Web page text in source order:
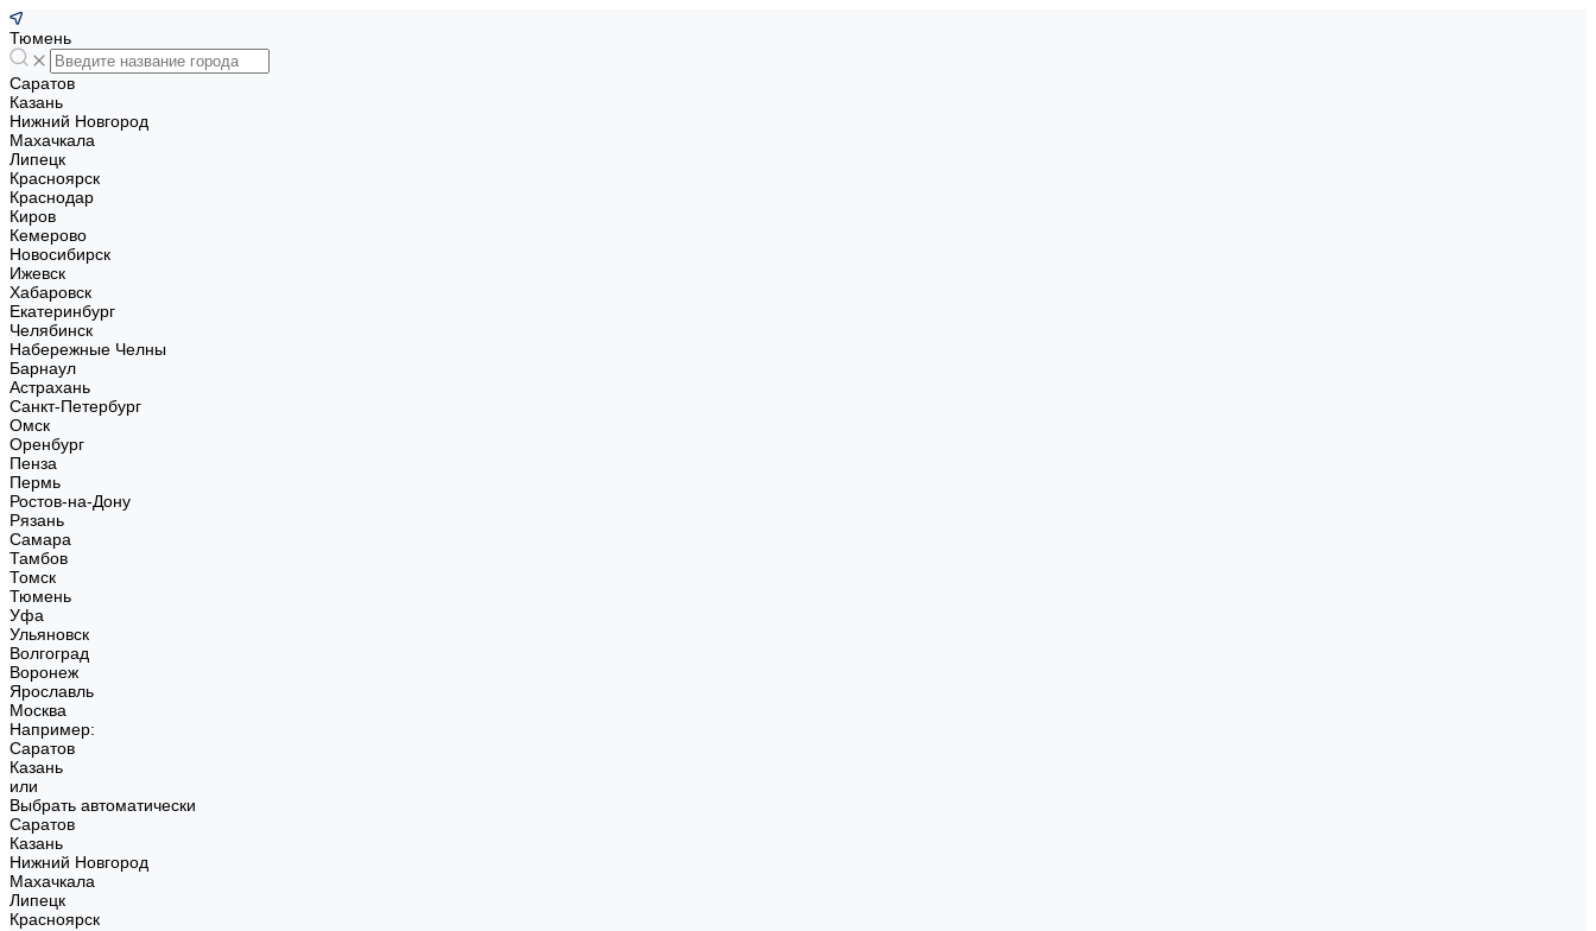
Тюмень
Саратов
Казань
Нижний Новгород
Махачкала
Липецк
Красноярск
Краснодар
Киров
Кемерово
Новосибирск
Ижевск
Хабаровск
Екатеринбург
Челябинск
Набережные Челны
Барнаул
Астрахань
Санкт-Петербург
Омск
Оренбург
Пенза
Пермь
Ростов-на-Дону
Рязань
Самара
Тамбов
Томск
Тюмень
Уфа
Ульяновск
Волгоград
Воронеж
Ярославль
Москва
Например:
Саратов
Казань
или
Выбрать автоматически
Саратов
Казань
Нижний Новгород
Махачкала
Липецк
Красноярск